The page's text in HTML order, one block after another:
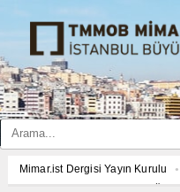
Mimar.ist Dergisi Yayın Kurulu